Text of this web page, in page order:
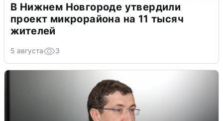
В Нижнем Новгороде утвердили
проект микрорайона на 11 тысяч
жителей
5 августа 3